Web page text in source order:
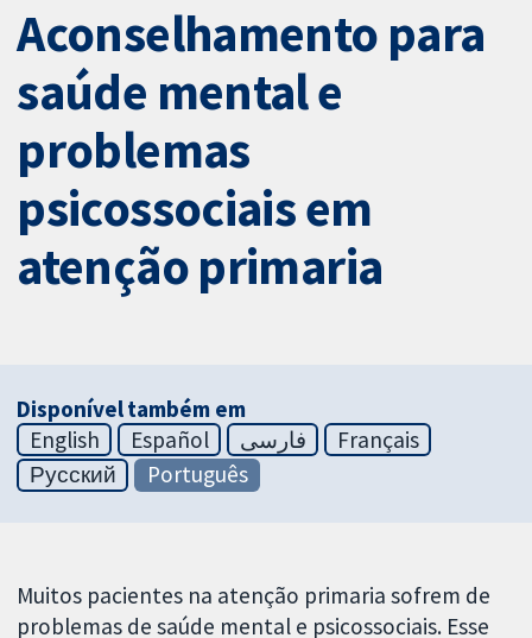
Aconselhamento para
saúde mental e
problemas
psicossociais em
atenção primaria
Disponível também em
English
Español فارسی
Français
Русский
Português
Muitos pacientes na atenção primaria sofrem de
problemas de saúde mental e psicossociais. Esse